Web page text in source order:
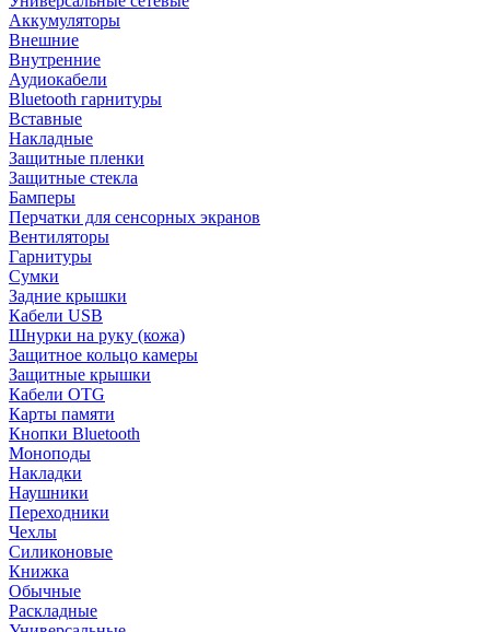
Аккумуляторы
Внешние
Внутренние
Аудиокабели
Bluetooth гарнитуры
Вставные
Накладные
Защитные пленки
Защитные стекла
Бамперы
Перчатки для сенсорных экранов
Вентиляторы
Гарнитуры
Сумки
Задние крышки
Кабели USB
Шнурки на руку (кожа)
Защитное кольцо камеры
Защитные крышки
Кабели OTG
Карты памяти
Кнопки Bluetooth
Моноподы
Накладки
Наушники
Переходники
Чехлы
Силиконовые
Книжка
Обычные
Раскладные